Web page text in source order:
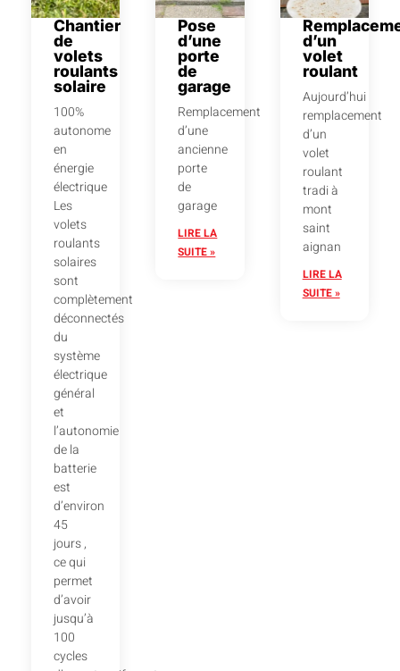
Chantier
de
volets
roulants
solaire
100%
autonome
en
énergie
électrique
Les
volets
roulants
solaires
sont
complètement
déconnectés
du
système
électrique
général
et
l’autonomie
de la
batterie
est
d’environ
45
jours ,
ce qui
permet
d’avoir
jusqu’à
100
cycles
Pose
d’une
porte
de
garage
Remplacement
d’une
ancienne
porte
de
garage
LIRE LA
SUITE »
d’un
volet
roulant
Aujourd’hui
remplacement
d’un
volet
roulant
tradi à
mont
saint
aignan
LIRE LA
SUITE »